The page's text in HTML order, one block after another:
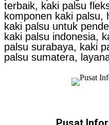
terbaik, kaki palsu
komponen kaki palsu,
kaki palsu untuk
kaki palsu indonesia,
palsu surabaya, kaki
palsu sumatera,